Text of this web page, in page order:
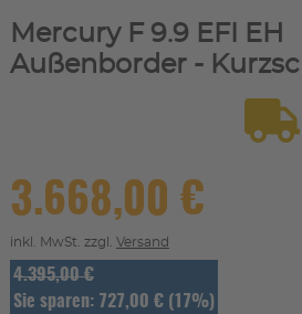
Mercury F 9.9 EFI EH
Außenborder -
3.668,00 €
inkl. MwSt. zzgl. Versand
4.395,00 €
Sie sparen: 727,00 € (17%)